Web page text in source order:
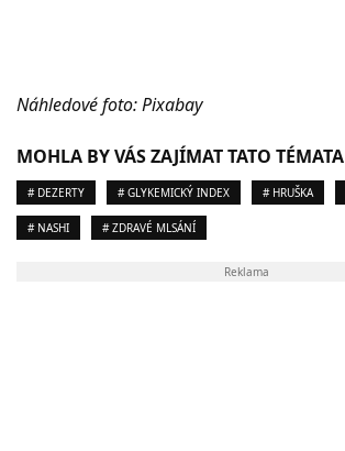
Náhledové foto: Pixabay
MOHLA BY VÁS ZAJÍMAT TATO TÉMATA
# DEZERTY # GLYKEMICKÝ INDEX # HRUŠKA
# NASHI # ZDRAVÉ MLSÁNÍ
Reklama